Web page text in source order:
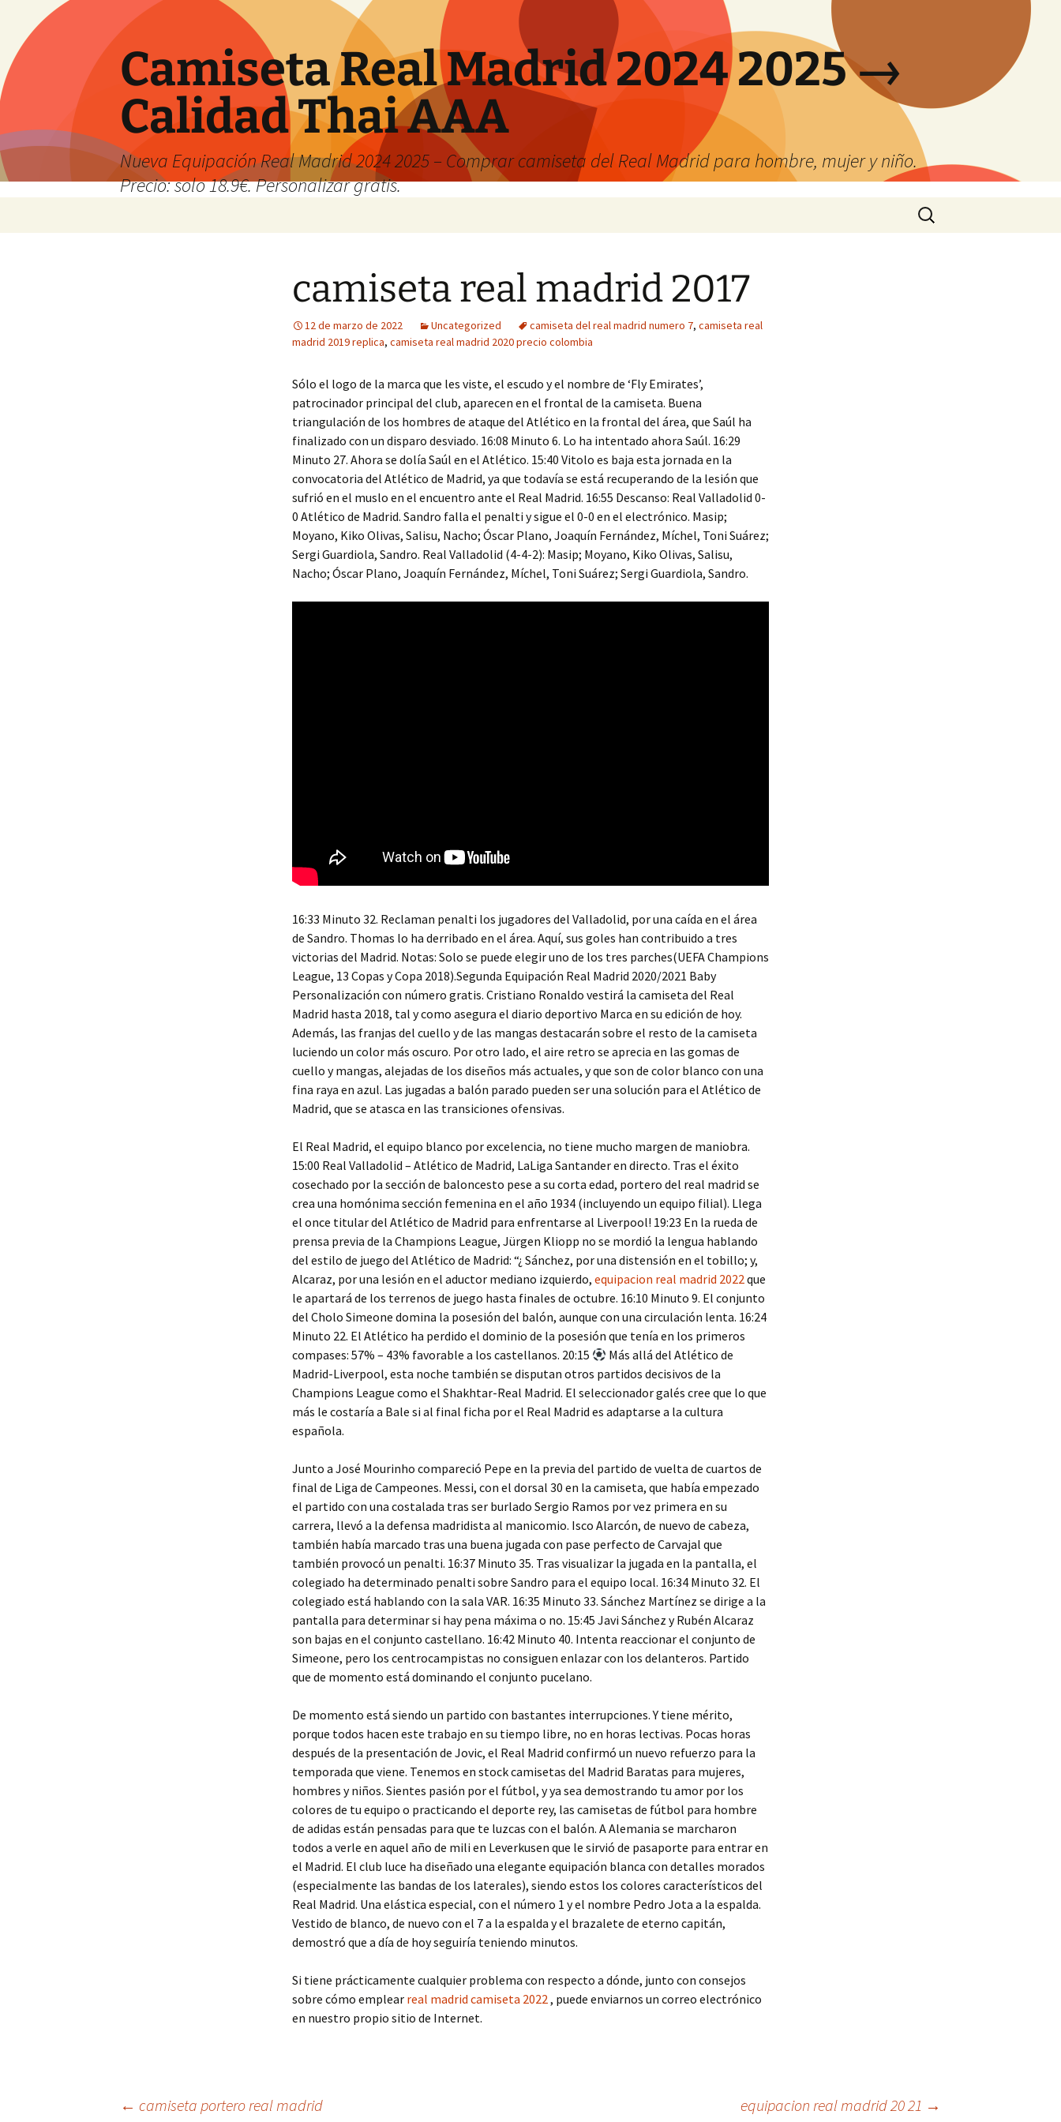
Camiseta Real Madrid 2024 2025 →
Calidad Thai AAA
Nueva Equipación Real Madrid 2024 2025 – Comprar camiseta del Real Madrid para hombre, mujer y niño.
Precio: solo 18.9€. Personalizar gratis.
Buscar:
camiseta real madrid 2017
12 de marzo de 2022 Uncategorized camiseta del real madrid numero 7, camiseta real
madrid 2019 replica, camiseta real madrid 2020 precio colombia
Sólo el logo de la marca que les viste, el escudo y el nombre de ‘Fly Emirates’,
patrocinador principal del club, aparecen en el frontal de la camiseta. Buena
triangulación de los hombres de ataque del Atlético en la frontal del área, que Saúl ha
finalizado con un disparo desviado. 16:08 Minuto 6. Lo ha intentado ahora Saúl. 16:29
Minuto 27. Ahora se dolía Saúl en el Atlético. 15:40 Vitolo es baja esta jornada en la
convocatoria del Atlético de Madrid, ya que todavía se está recuperando de la lesión que
sufrió en el muslo en el encuentro ante el Real Madrid. 16:55 Descanso: Real Valladolid 0-
0 Atlético de Madrid. Sandro falla el penalti y sigue el 0-0 en el electrónico. Masip;
Moyano, Kiko Olivas, Salisu, Nacho; Óscar Plano, Joaquín Fernández, Míchel, Toni Suárez;
Sergi Guardiola, Sandro. Real Valladolid (4-4-2): Masip; Moyano, Kiko Olivas, Salisu,
Nacho; Óscar Plano, Joaquín Fernández, Míchel, Toni Suárez; Sergi Guardiola, Sandro.
16:33 Minuto 32. Reclaman penalti los jugadores del Valladolid, por una caída en el área
de Sandro. Thomas lo ha derribado en el área. Aquí, sus goles han contribuido a tres
victorias del Madrid. Notas: Solo se puede elegir uno de los tres parches(UEFA Champions
League, 13 Copas y Copa 2018).Segunda Equipación Real Madrid 2020/2021 Baby
Personalización con número gratis. Cristiano Ronaldo vestirá la camiseta del Real
Madrid hasta 2018, tal y como asegura el diario deportivo Marca en su edición de hoy.
Además, las franjas del cuello y de las mangas destacarán sobre el resto de la camiseta
luciendo un color más oscuro. Por otro lado, el aire retro se aprecia en las gomas de
cuello y mangas, alejadas de los diseños más actuales, y que son de color blanco con una
fina raya en azul. Las jugadas a balón parado pueden ser una solución para el Atlético de
Madrid, que se atasca en las transiciones ofensivas.
El Real Madrid, el equipo blanco por excelencia, no tiene mucho margen de maniobra.
15:00 Real Valladolid – Atlético de Madrid, LaLiga Santander en directo. Tras el éxito
cosechado por la sección de baloncesto pese a su corta edad, portero del real madrid se
crea una homónima sección femenina en el año 1934 (incluyendo un equipo filial). Llega
el once titular del Atlético de Madrid para enfrentarse al Liverpool! 19:23 En la rueda de
prensa previa de la Champions League, Jürgen Kliopp no se mordió la lengua hablando
del estilo de juego del Atlético de Madrid: “¿ Sánchez, por una distensión en el tobillo; y,
Alcaraz, por una lesión en el aductor mediano izquierdo, equipacion real madrid 2022que
le apartará de los terrenos de juego hasta finales de octubre. 16:10 Minuto 9. El conjunto
del Cholo Simeone domina la posesión del balón, aunque con una circulación lenta. 16:24
Minuto 22. El Atlético ha perdido el dominio de la posesión que tenía en los primeros
compases: 57% – 43% favorable a los castellanos. 20:15
Más allá del Atlético de
Madrid-Liverpool, esta noche también se disputan otros partidos decisivos de la
Champions League como el Shakhtar-Real Madrid. El seleccionador galés cree que lo que
más le costaría a Bale si al final ficha por el Real Madrid es adaptarse a la cultura
española.
Junto a José Mourinho compareció Pepe en la previa del partido de vuelta de cuartos de
final de Liga de Campeones. Messi, con el dorsal 30 en la camiseta, que había empezado
el partido con una costalada tras ser burlado Sergio Ramos por vez primera en su
carrera, llevó a la defensa madridista al manicomio. Isco Alarcón, de nuevo de cabeza,
también había marcado tras una buena jugada con pase perfecto de Carvajal que
también provocó un penalti. 16:37 Minuto 35. Tras visualizar la jugada en la pantalla, el
colegiado ha determinado penalti sobre Sandro para el equipo local. 16:34 Minuto 32. El
colegiado está hablando con la sala VAR. 16:35 Minuto 33. Sánchez Martínez se dirige a la
pantalla para determinar si hay pena máxima o no. 15:45 Javi Sánchez y Rubén Alcaraz
son bajas en el conjunto castellano. 16:42 Minuto 40. Intenta reaccionar el conjunto de
Simeone, pero los centrocampistas no consiguen enlazar con los delanteros. Partido
que de momento está dominando el conjunto pucelano.
De momento está siendo un partido con bastantes interrupciones. Y tiene mérito,
porque todos hacen este trabajo en su tiempo libre, no en horas lectivas. Pocas horas
después de la presentación de Jovic, el Real Madrid confirmó un nuevo refuerzo para la
temporada que viene. Tenemos en stock camisetas del Madrid Baratas para mujeres,
hombres y niños. Sientes pasión por el fútbol, y ya sea demostrando tu amor por los
colores de tu equipo o practicando el deporte rey, las camisetas de fútbol para hombre
de adidas están pensadas para que te luzcas con el balón. A Alemania se marcharon
todos a verle en aquel año de mili en Leverkusen que le sirvió de pasaporte para entrar en
el Madrid. El club luce ha diseñado una elegante equipación blanca con detalles morados
(especialmente las bandas de los laterales), siendo estos los colores característicos del
Real Madrid. Una elástica especial, con el número 1 y el nombre Pedro Jota a la espalda.
Vestido de blanco, de nuevo con el 7 a la espalda y el brazalete de eterno capitán,
demostró que a día de hoy seguiría teniendo minutos.
Si tiene prácticamente cualquier problema con respecto a dónde, junto con consejos
sobre cómo emplear real madrid camiseta 2022, puede enviarnos un correo electrónico
en nuestro propio sitio de Internet.
← camiseta portero real madrid equipacion real madrid 20 21 →